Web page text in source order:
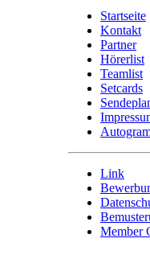
Startseite
Kontakt
Partner
Hörerlist
Teamlist
Setcards
Link
Member